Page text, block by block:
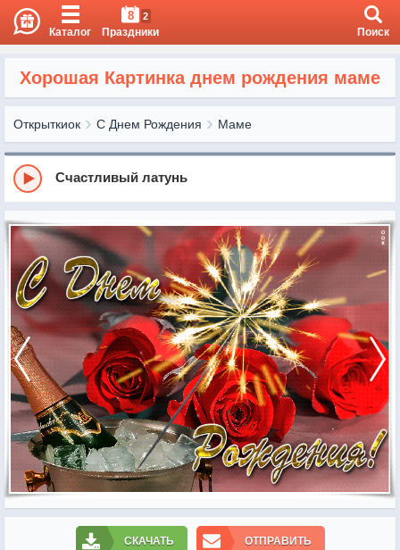
Каталог
8 2
Праздники Поиск
Хорошая Картинка днем рождения маме
Открыткиок С Днем Рождения Маме
Счастливый латунь
СКАЧАТЬ ОТПРАВИТЬ